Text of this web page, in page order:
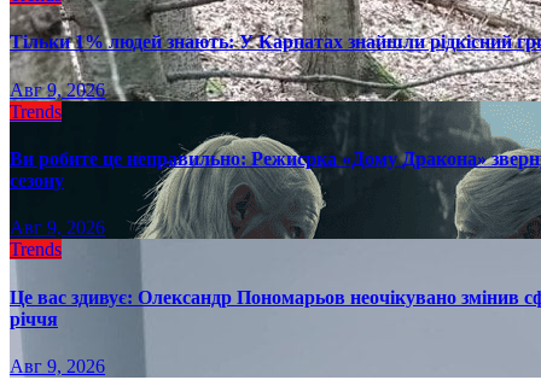
Тільки 1% людей знають: У Карпатах знайшли рідкісний
Авг 9, 2026
Trends
Ви робите це неправильно: Режисрка «Дому Дракона»
сезону
Авг 9, 2026
Trends
Це вас здивує: Олександр Пономарьов неочікувано змінив
річчя
Авг 9, 2026